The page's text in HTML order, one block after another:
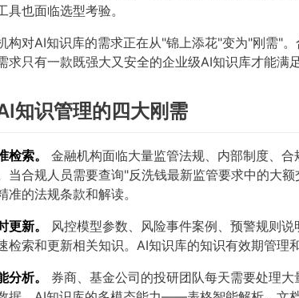
也面临选型考验。
构对AI知识库的需求正在从"锦上添花"变为"刚需"
只有一款既强大又安全的企业级AI知识库才能满足
知识管理的四大刚需
索。
金融机构面临大量监管法规、内部制度、
当合规人员需要查询"反洗钱最新监管要求中的大
的法规条款和解读。
新。
风控模型参数、风险事件案例、预警规则
检索和更新相关知识。AI知识库的知识有效期管理
析。
券商、基金公司的投研团队每天需要处理